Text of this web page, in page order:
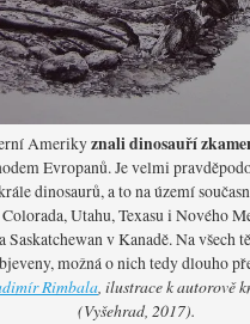
Amerikyznali dinosauří
Evropanů. Je velmi
dinosaurů, a to na území
Utahu, Texasu i Nového
v Kanadě. Na všech
možná o nich tedy dlouho
Rimbala, ilustrace k autorově
(Vyšehrad, 2017).